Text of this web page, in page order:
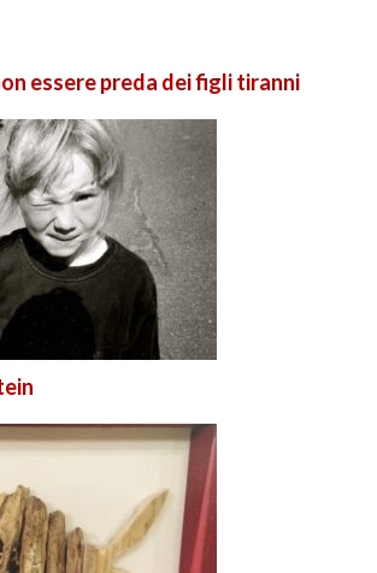
essere preda dei figli tiranni